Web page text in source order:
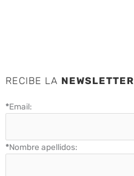
RECIBE LA NEWSLETTER
*Email:
*Nombre apellidos: